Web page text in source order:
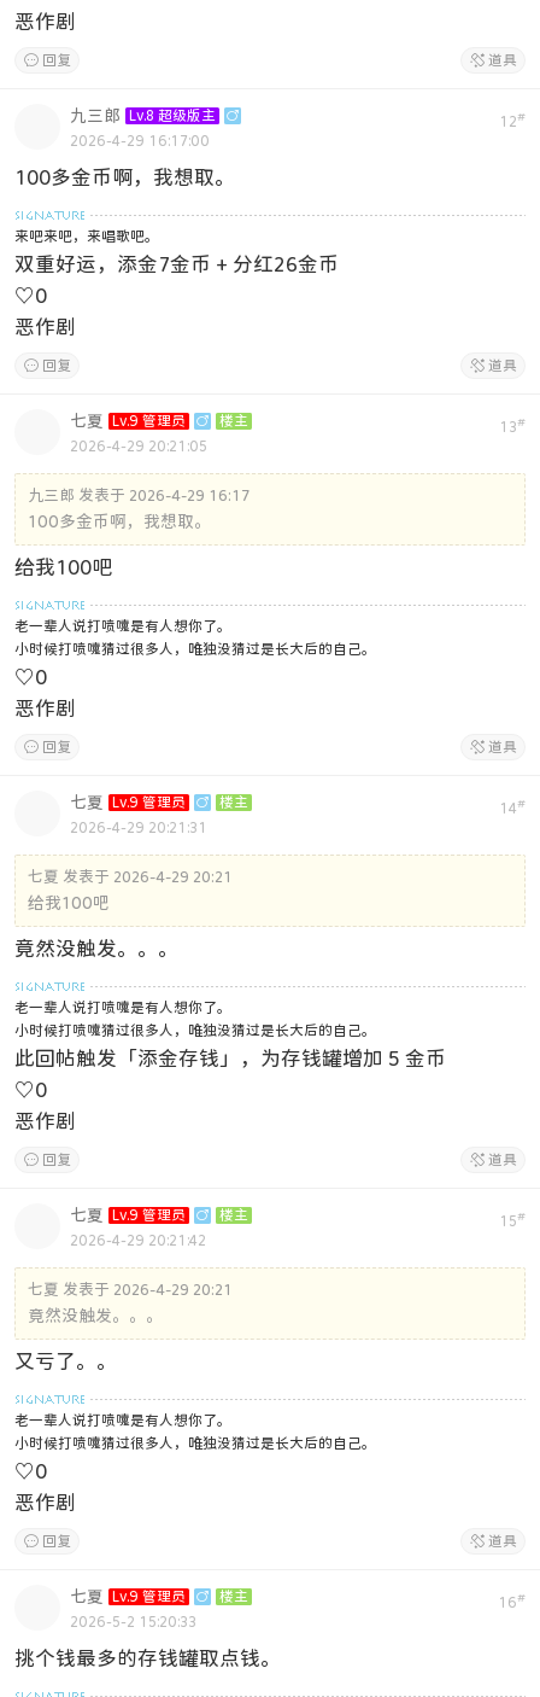
恶作剧
 回复  道具
12#
九三郎 Lv.8 超级版主 
2026-4-29 16:17:00
100多金币啊，我想取。
来吧来吧，来唱歌吧。
双重好运，添金7金币 + 分红26金币
♡0
恶作剧
 回复  道具
13#
七夏 Lv.9 管理员 
楼主
2026-4-29 20:21:05
九三郎 发表于 2026-4-29 16:17
100多金币啊，我想取。
给我100吧
老一辈人说打喷嚏是有人想你了。
小时候打喷嚏猜过很多人，唯独没猜过是长大后的自己。
♡0
恶作剧
 回复  道具
14#
七夏 Lv.9 管理员 
楼主
2026-4-29 20:21:31
七夏 发表于 2026-4-29 20:21
给我100吧
竟然没触发。。。
老一辈人说打喷嚏是有人想你了。
小时候打喷嚏猜过很多人，唯独没猜过是长大后的自己。
此回帖触发「添金存钱」，为存钱罐增加 5 金币
♡0
恶作剧
 回复  道具
15#
七夏 Lv.9 管理员 
楼主
2026-4-29 20:21:42
七夏 发表于 2026-4-29 20:21
竟然没触发。。。
又亏了。。
老一辈人说打喷嚏是有人想你了。
小时候打喷嚏猜过很多人，唯独没猜过是长大后的自己。
♡0
恶作剧
 回复  道具
16#
七夏 Lv.9 管理员 
楼主
2026-5-2 15:20:33
挑个钱最多的存钱罐取点钱。